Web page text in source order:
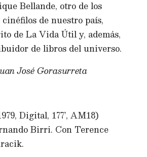
Bellande, otro de los
cinéfilos de nuestro país,
de La Vida Útil y, además,
de libros del universo.
José Gorasurreta
Digital, 177’, AM18)
Birri. Con Terence